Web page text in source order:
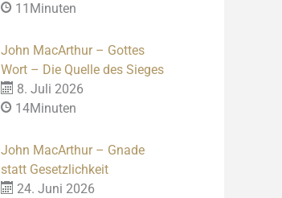
11Minuten
John MacArthur – Gottes
Wort – Die Quelle des Sieges
8. Juli 2026
14Minuten
John MacArthur – Gnade
statt Gesetzlichkeit
24. Juni 2026